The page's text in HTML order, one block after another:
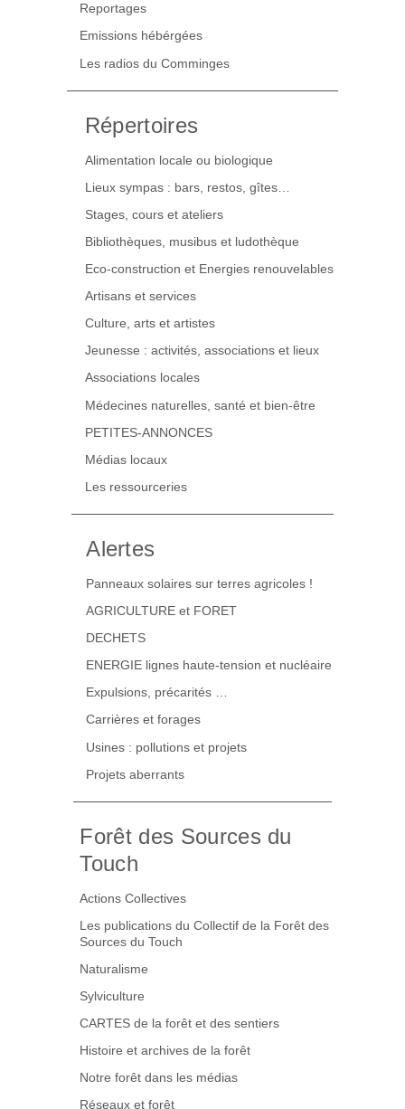
Reportages
Emissions hébérgées
Les radios du Comminges
Répertoires
Alimentation locale ou biologique
Lieux sympas : bars, restos, gîtes…
Stages, cours et ateliers
Bibliothèques, musibus et ludothèque
Eco-construction et Energies renouvelables
Artisans et services
Culture, arts et artistes
Jeunesse : activités, associations et lieux
Associations locales
Médecines naturelles, santé et bien-être
PETITES-ANNONCES
Médias locaux
Les ressourceries
Alertes
Panneaux solaires sur terres agricoles !
AGRICULTURE et FORET
DECHETS
ENERGIE lignes haute-tension et nucléaire
Expulsions, précarités …
Carrières et forages
Usines : pollutions et projets
Projets aberrants
Forêt des Sources du
Touch
Actions Collectives
Les publications du Collectif de la Forêt des
Sources du Touch
Naturalisme
Sylviculture
CARTES de la forêt et des sentiers
Histoire et archives de la forêt
Notre forêt dans les médias
Réseaux et forêt